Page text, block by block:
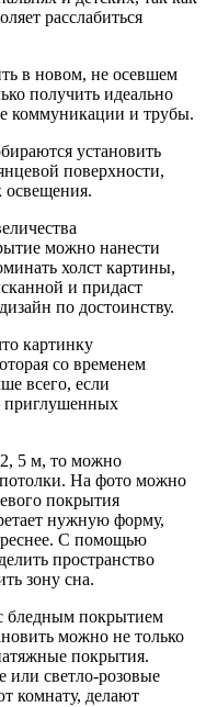
расслабиться
в новом, не осевшем
получить идеально
коммуникации и трубы.
установить
поверхности,
освещения.
можно нанести
холст картины,
и придаст
по достоинству.
картинку
со временем
всего, если
приглушенных
5 м, то можно
На фото можно
покрытия
нужную форму,
С помощью
пространство
зону сна.
бледным покрытием
можно не только
покрытия.
или светло-розовые
комнату, делают